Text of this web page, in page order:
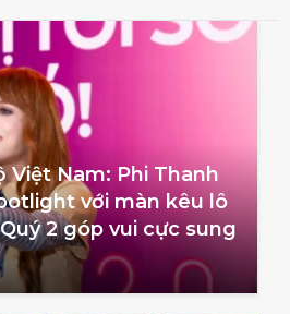
Việt Nam: Phi Thanh
với màn kêu lô
2 góp vui cực sung